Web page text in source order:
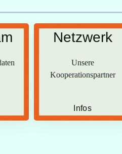
Netzwerk
Unsere
Kooperationspartner
Infos